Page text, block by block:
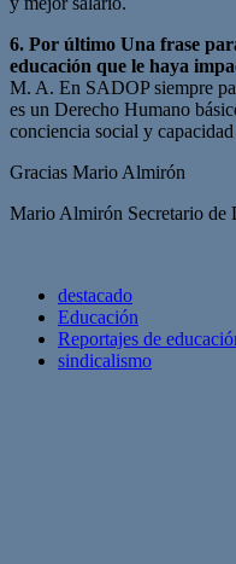
6. Por último Una frase
educación que le haya
M. A. En SADOP siempre
es un Derecho Humano
conciencia social y
Gracias Mario Almirón
Mario Almirón Secretario de
destacado
Educación
Reportajes de
sindicalismo